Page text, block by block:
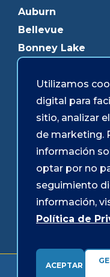
Auburn
Bellevue
Bonney Lake
Bothell
Burien
Downtown
Downtown
Edmonds
Everett
Federal Way
Gig Harbor
Formularios y
Utilizamos
digital para
sitio, analizar
de marketing.
información
optar por no
seguimiento
información,
Política de
ACEPTAR